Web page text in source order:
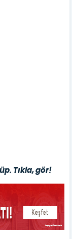
Tıkla, gör!